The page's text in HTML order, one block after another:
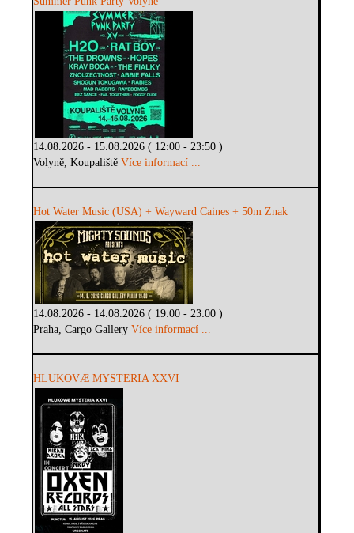
14.08.2026 - 15.08.2026 ( 12:00 - 23:50 )
Volyně, KoupalištěVíce informací ...
Hot Water Music (USA) + Wayward Caines + 50m Znak
14.08.2026 - 14.08.2026 ( 19:00 - 23:00 )
Praha, Cargo GalleryVíce informací ...
HLUKOVÆ MYSTERIA XXVI